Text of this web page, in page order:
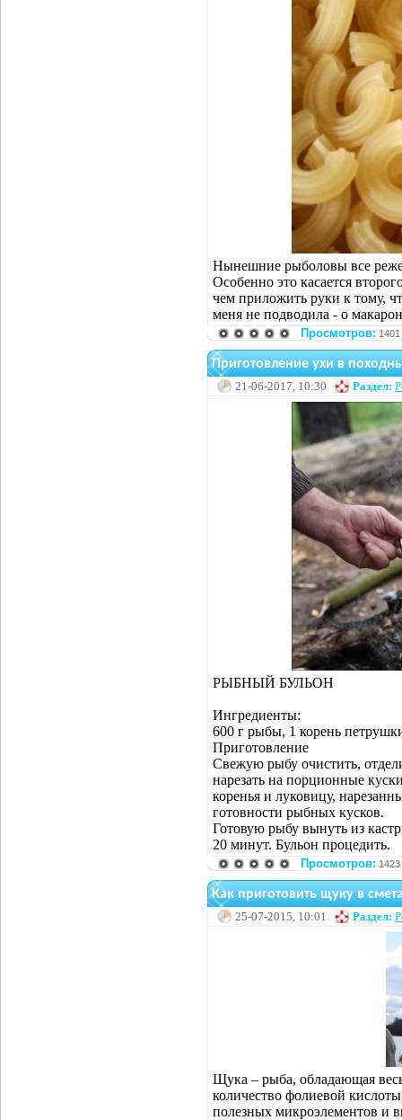
Нынешние рыболовы все
Особенно это касается
чем приложить руки к тому,
меня не подводила - о
Просмотров:
Приготовление ухи в
21-06-2017, 10:30 Раздел:
РЫБНЫЙ БУЛЬОН
Ингредиенты:
600 г рыбы, 1 корень
Приготовление
Свежую рыбу очистить,
нарезать на порционные
коренья и луковицу,
готовности рыбных кусков.
Готовую рыбу вынуть из
20 минут. Бульон процедить.
Просмотров:
Как приготовить щуку в
25-07-2015, 10:01 Раздел:
Щука – рыба, обладающая
количество фолиевой
полезных микроэлементов и